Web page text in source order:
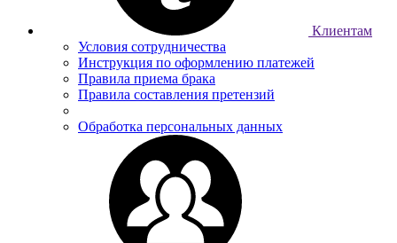
Клиентам
Условия сотрудничества
Инструкция по оформлению платежей
Правила приема брака
Правила составления претензий
Обработка персональных данных